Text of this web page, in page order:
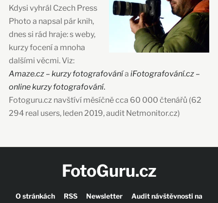
Kdysi vyhrál Czech Press
Photo a napsal pár knih,
dnes si rád hraje: s weby,
kurzy focení a mnoha
dalšími věcmi. Viz:
Amaze.cz – kurzy fotografovánía iFotografování.cz –
online kurzy fotografování.
Fotoguru.cz navštíví měsíčně cca 60 000 čtenářů (62
294 real users, leden 2019, audit Netmonitor.cz)
FotoGuru.cz
O stránkách RSS Newsletter Audit návštěvnosti na